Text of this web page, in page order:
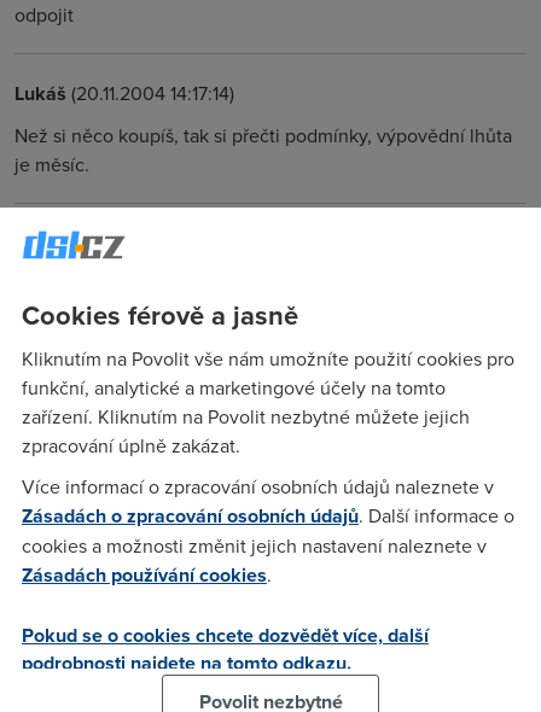
odpojit
Lukáš (20.11.2004 14:17:14)
Než si něco koupíš, tak si přečti podmínky, výpovědní lhůta
je měsíc.
Anonym(21.11.2004 10:02:48)
rikala,ze to maji odpojit do 5 dnu
Miroslav Šilhavý(20.11.2004 17:37:34)
Člověče, na co si vůbec ztěžujete? Na to, že mnoho lidí
dostalo možnost si to zadarmo vyzkoušet? Na to, že zrovna
Vy nemáte dostatečné štěstí na volný port?
Anonym(20.11.2004 17:44:26)
(20.11.2004 17:48:05)
Cookies férově a jasně
Kliknutím na Povolit vše nám umožníte použití cookies pro
funkční, analytické a marketingové účely na tomto
zařízení. Kliknutím na Povolit nezbytné můžete jejich
zpracování úplně zakázat.
Více informací o zpracování osobních údajů naleznete v
Zásadách o zpracování osobních údajů. Další informace o
cookies a možnosti změnit jejich nastavení naleznete v
Zásadách používání cookies.
Pokud se o cookies chcete dozvědět více, další
podrobnosti najdete na tomto odkazu.
Povolit nezbytné